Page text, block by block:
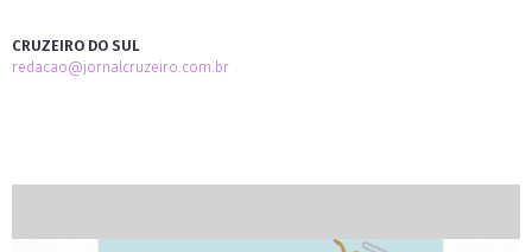
CRUZEIRO DO SUL
redacao@jornalcruzeiro.com.br